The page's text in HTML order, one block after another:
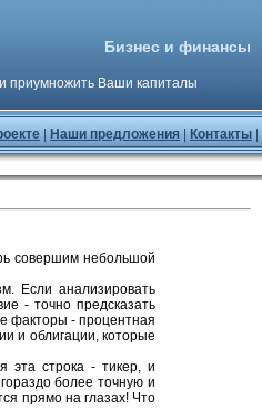
Бизнес и финансы
приумножить Ваши капиталы
Наши предложения Контакты
совершим небольшой
Если анализировать
- точно предсказать
факторы - процентная
и облигации, которые
эта строка - тикер, и
более точную и
прямо на глазах! Что